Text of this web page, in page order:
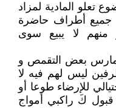
تعلو المادية لمزاد
جميع أطراف حاضرة
منهم لا يبيع سوى
بعض التقمص و
ليس لهم فيه لا
للإرضاء طوعا أو
كَ راكبي أمواج